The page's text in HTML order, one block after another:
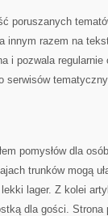
poruszanych
innym razem na
i pozwala
serwisów
pomysłów dla
trunków mogą
lager. Z kolei
dla gości.